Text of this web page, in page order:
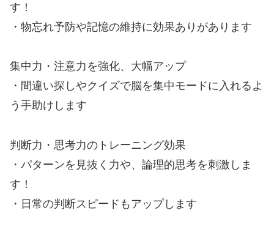
す！
・物忘れ予防や記憶の維持に効果ありがあります
集中力・注意力を強化、大幅アップ
・間違い探しやクイズで脳を集中モードに入れるよ
う手助けします
判断力・思考力のトレーニング効果
・パターンを見抜く力や、論理的思考を刺激しま
す！
・日常の判断スピードもアップします